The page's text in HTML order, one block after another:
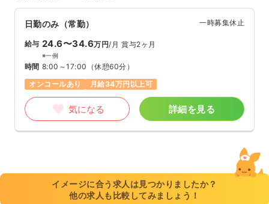
日勤のみ（常勤） 一時募集休止
給与 24.6〜34.6万円/月 賞与2ヶ月
※一例
時間 8:00～17:00 （休憩60分）
オンコールあり
月給34万円以上可
気になる 詳細を見る
イメージに合う求人は見つかりましたか？
他の求人も比較してみましょう！